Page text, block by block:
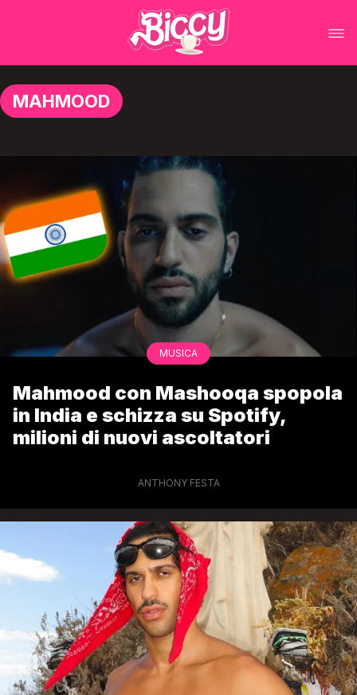
MAHMOOD
MUSICA
Mahmood con Mashooqa spopola
in India e schizza su Spotify,
milioni di nuovi ascoltatori
ANTHONY FESTA